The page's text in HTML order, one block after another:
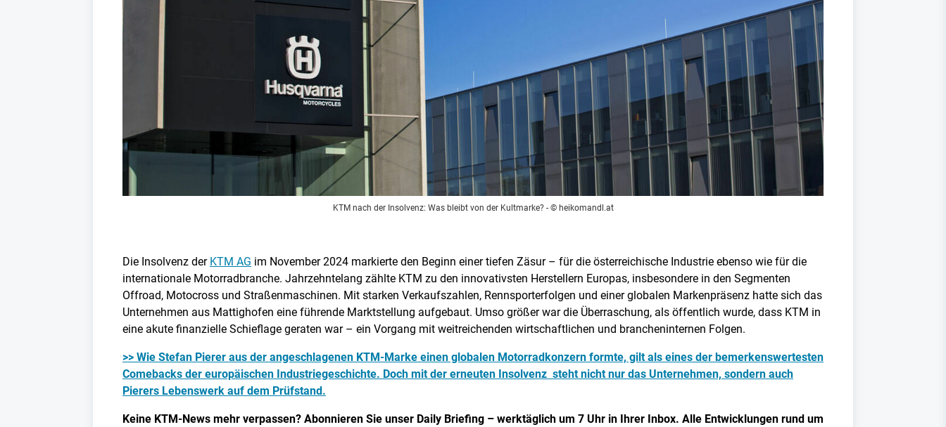
KTM nach der Insolvenz: Was bleibt von der Kultmarke?- © heikomandl.at
Die Insolvenz der KTM AG im November 2024 markierte den Beginn einer tiefen Zäsur – für die österreichische Industrie ebenso wie für die
internationale Motorradbranche. Jahrzehntelang zählte KTM zu den innovativsten Herstellern Europas, insbesondere in den Segmenten
Offroad, Motocross und Straßenmaschinen. Mit starken Verkaufszahlen, Rennsporterfolgen und einer globalen Markenpräsenz hatte sich das
Unternehmen aus Mattighofen eine führende Marktstellung aufgebaut. Umso größer war die Überraschung, als öffentlich wurde, dass KTM in
eine akute finanzielle Schieflage geraten war – ein Vorgang mit weitreichenden wirtschaftlichen und brancheninternen Folgen.
>> Wie Stefan Pierer aus der angeschlagenen KTM-Marke einen globalen Motorradkonzern formte, gilt als eines der bemerkenswertesten
Comebacks der europäischen Industriegeschichte. Doch mit der erneuten Insolvenz steht nicht nur das Unternehmen, sondern auch
Pierers Lebenswerk auf dem Prüfstand.
Keine KTM-News mehr verpassen? Abonnieren Sie unser Daily Briefing – werktäglich um 7 Uhr in Ihrer Inbox. Alle Entwicklungen rund um